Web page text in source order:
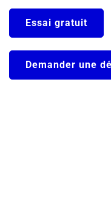
Essai gratuit
Demander une